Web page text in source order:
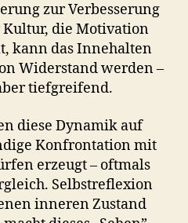
zur Verbesserung
die Motivation
kann das Innehalten
Widerstand werden –
tiefgreifend.
diese Dynamik auf
Konfrontation mit
erzeugt – oftmals
Selbstreflexion
inneren Zustand